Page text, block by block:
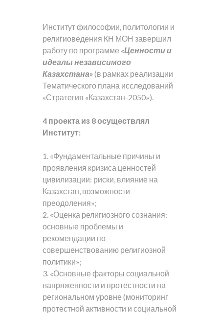
Институт философии, политологии и
религиоведения КН МОН завершил
работу по программе «Ценности и
идеалы независимого
Казахстана»(в рамках реализации
Тематического плана исследований
«Стратегия «Казахстан-2050»).
4 проекта из 8 осуществлял
Институт:
1. «Фундаментальные причины и
проявления кризиса ценностей
цивилизации: риски, влияние на
Казахстан, возможности
преодоления»;
2. «Оценка религиозного сознания:
основные проблемы и
рекомендации по
совершенствованию религиозной
политики»;
3. «Основные факторы социальной
напряженности и протестности на
региональном уровне (мониторинг
протестной активности и социальной